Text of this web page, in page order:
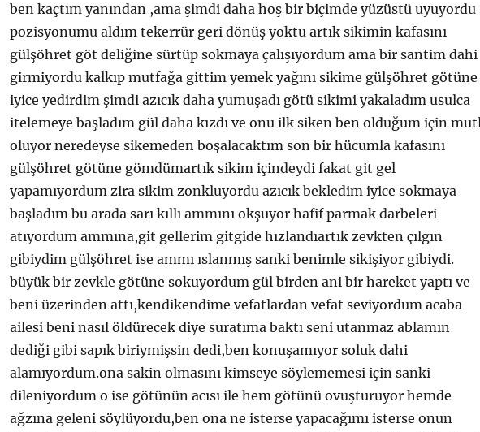
ben kaçtım yanından ,ama şimdi daha hoş bir biçimde yüzüstü uyuyordu
pozisyonumu aldım tekerrür geri dönüş yoktu artık sikimin kafasını
gülşöhret göt deliğine sürtüp sokmaya çalışıyordum ama bir santim dahi
girmiyordu kalkıp mutfağa gittim yemek yağını sikime gülşöhret götüne
iyice yedirdim şimdi azıcık daha yumuşadı götü sikimi yakaladım usulca
itelemeye başladım gül daha kızdı ve onu ilk siken ben olduğum için
oluyor neredeyse sikemeden boşalacaktım son bir hücumla kafasını
gülşöhret götüne gömdümartık sikim içindeydi fakat git gel
yapamıyordum zira sikim zonkluyordu azıcık bekledim iyice sokmaya
başladım bu arada sarı kıllı ammını okşuyor hafif parmak darbeleri
atıyordum ammına,git gellerim gitgide hızlandıartık zevkten çılgın
gibiydim gülşöhret ise ammı ıslanmış sanki benimle sikişiyor gibiydi.
büyük bir zevkle götüne sokuyordum gül birden ani bir hareket yaptı ve
beni üzerinden attı,kendikendime vefatlardan vefat seviyordum acaba
ailesi beni nasıl öldürecek diye suratıma baktı seni utanmaz ablamın
dediği gibi sapık biriymişsin dedi,ben konuşamıyor soluk dahi
alamıyordum.ona sakin olmasını kimseye söylememesi için sanki
dileniyordum o ise götünün acısı ile hem götünü ovuşturuyor hemde
ağzına geleni söylüyordu,ben ona ne isterse yapacağımı isterse onun